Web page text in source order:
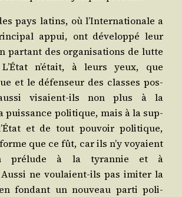
pays latins, où l’Internationale a
appui, ont déve­lop­pé leur
par­tant des orga­ni­sa­tions de lutte
L’État n’était, à leurs yeux, que
et le défen­seur des classes pos­
visaient-ils non plus à la
puis­sance poli­tique, mais à la sup­
et de tout pou­voir poli­tique,
que ce fût, car ils n’y voyaient
pré­lude à la tyran­nie et à
Aus­si ne vou­laient-ils pas imi­ter la
fon­dant un nou­veau par­ti poli­